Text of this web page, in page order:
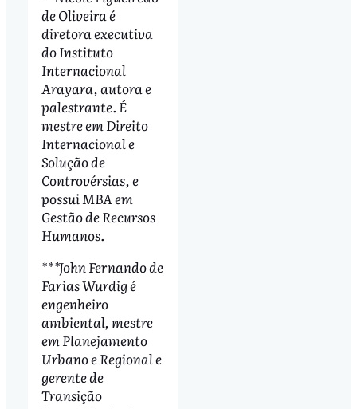
de Oliveira é
diretora executiva
do Instituto
Internacional
Arayara, autora e
palestrante. É
mestre em Direito
Internacional e
Solução de
Controvérsias, e
possui MBA em
Gestão de Recursos
Humanos.
***John Fernando de
Farias Wurdig é
engenheiro
ambiental, mestre
em Planejamento
Urbano e Regional e
gerente de
Transição